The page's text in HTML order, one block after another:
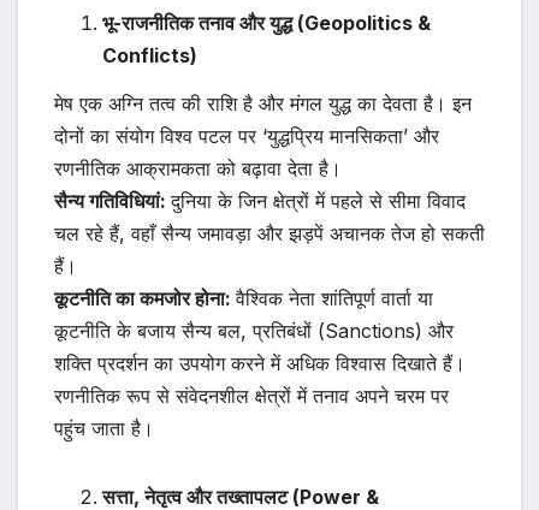
भू-राजनीतिक तनाव और युद्ध (Geopolitics &
Conflicts)
मेष एक अग्नि तत्व की राशि है और मंगल युद्ध का देवता है। इन
दोनों का संयोग विश्व पटल पर ‘युद्धप्रिय मानसिकता’ और
रणनीतिक आक्रामकता को बढ़ावा देता है।
सैन्य गतिविधियां:दुनिया के जिन क्षेत्रों में पहले से सीमा विवाद
चल रहे हैं, वहाँ सैन्य जमावड़ा और झड़पें अचानक तेज हो सकती
हैं।
कूटनीति का कमजोर होना:वैश्विक नेता शांतिपूर्ण वार्ता या
कूटनीति के बजाय सैन्य बल, प्रतिबंधों (Sanctions) और
शक्ति प्रदर्शन का उपयोग करने में अधिक विश्वास दिखाते हैं।
रणनीतिक रूप से संवेदनशील क्षेत्रों में तनाव अपने चरम पर
पहुंच जाता है।
सत्ता, नेतृत्व और तख्तापलट (Power &